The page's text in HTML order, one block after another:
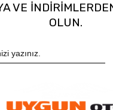
VE
OLUN.